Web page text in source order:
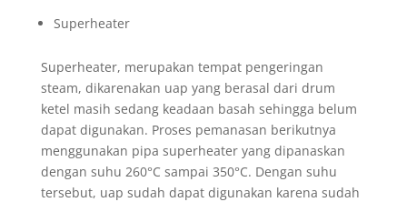
Superheater
Superheater, merupakan tempat pengeringan
steam, dikarenakan uap yang berasal dari drum
ketel masih sedang keadaan basah sehingga belum
dapat digunakan. Proses pemanasan berikutnya
menggunakan pipa superheater yang dipanaskan
dengan suhu 260°C sampai 350°C. Dengan suhu
tersebut, uap sudah dapat digunakan karena sudah